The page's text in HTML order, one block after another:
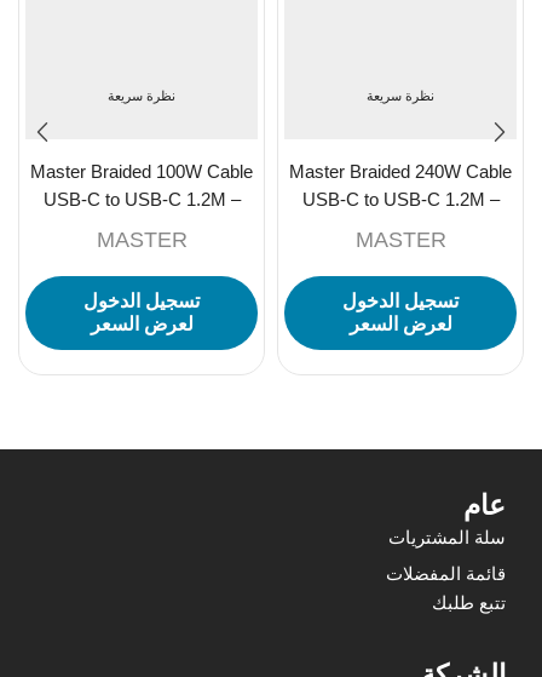
نظرة سريعة
Master Braided 240W Cable
USB-C to USB-C 1.2M –
MASTER
تسجيل الدخول
لعرض السعر
نظرة سريعة
Master Braided 100W Cable
USB-C to USB-C 1.2M –
MASTER
تسجيل الدخول
لعرض السعر
عام
سلة المشتريات
قائمة المفضلات
تتبع طلبك